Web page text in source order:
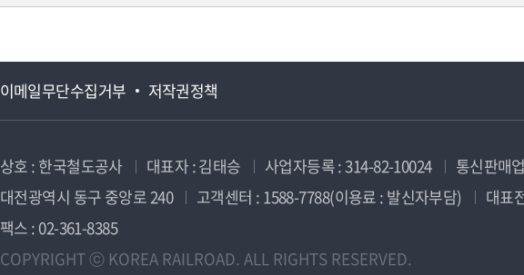
이메일무단수집거부 저작권정책
상호 : 한국철도공사 대표자 : 김태승 사업자등록 : 314-82-10024
통신판매
대전광역시 동구 중앙로 240
고객센터 : 1588-7788(이용료 : 발신자부담)
대표
팩스 : 02-361-8385
COPYRIGHT ⓒ KOREA RAILROAD. ALL RIGHTS RESERVED.